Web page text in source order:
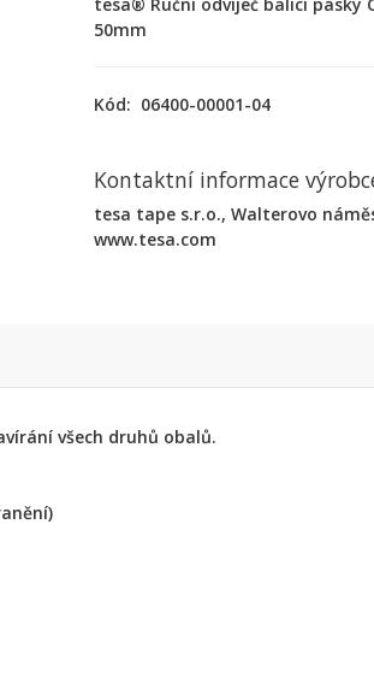
50mm
Kód: 06400-00001-04
Kontaktní informace
tesa tape s.r.o., Walterovo
www.tesa.com
všech druhů obalů.